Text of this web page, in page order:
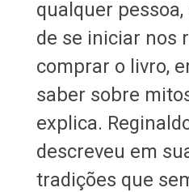
qualquer
de se iniciar nos
comprar o livro,
saber sobre
explica.
descreveu em
tradições que